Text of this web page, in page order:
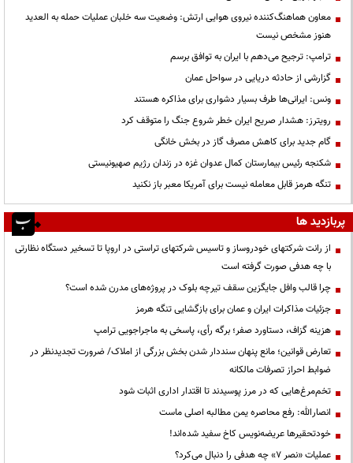
معاون هماهنگ‌کننده نیروی هوایی ارتش: وضعیت سه خلبان عملیات حمله به العدید
هنوز مشخص نیست
ترامپ: ترجیح می‌دهم با ایران به توافق برسم
گزارشی از حادثه دریایی در سواحل عمان
ونس: ایرانی‌ها طرف بسیار دشواری برای مذاکره هستند
رویترز: هشدار صریح ایران خطر شروع جنگ را متوقف کرد
گام جدید برای کاهش مصرف گاز در بخش خانگی
شکنجه رئیس بیمارستان کمال عدوان غزه در زندان رژیم صهیونیستی
تنگه هرمز قابل معامله نیست برای آمریکا معبر باز نکنید
پربازدید ها
از رانت‌ شرکتهای خودروساز و تاسیس شرکتهای تراستی در اروپا تا تسخیر دستگاه نظارتی
با چه هدفی صورت گرفته است
چرا قالب وافل جایگزین سقف تیرچه بلوک در پروژه‌های مدرن شده است؟
جزئیات مذاکرات ایران و عمان برای بازگشایی تنگه هرمز
هزینه گزاف، دستاورد صفر؛ برگه رأی، پاسخی به ماجراجویی ترامپ
تعارض قوانین؛ مانع پنهان سنددار شدن بخش بزرگی از املاک/ ضرورت تجدیدنظر در
ضوابط احراز تصرفات مالکانه
تخم‌مرغ‌هایی که در مرز پوسیدند تا اقتدار اداری اثبات شود
انصارالله: رفع محاصره یمن مطالبه اصلی ماست
خودتحقیرها عریضه‌نویس کاخ سفید شده‌اند!
عملیات «نصر ۷» چه هدفی را دنبال می‌کرد؟